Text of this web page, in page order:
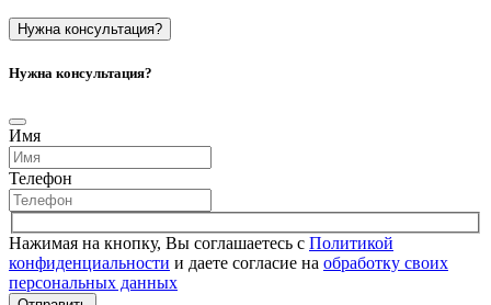
Нужна консультация?
Нужна консультация?
Имя
Телефон
Нажимая на кнопку, Вы соглашаетесь с Политикой
конфиденциальности и даете согласие на обработку своих
персональных данных